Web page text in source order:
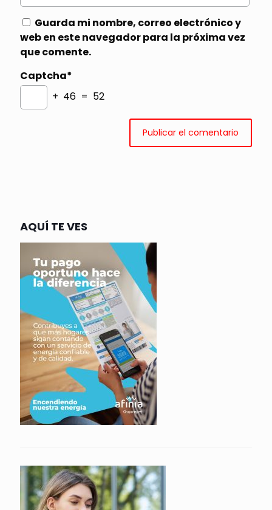
Guarda mi nombre, correo electrónico y
web en este navegador para la próxima vez
que comente.
Captcha*
+ 46 = 52
AQUÍ TE VES